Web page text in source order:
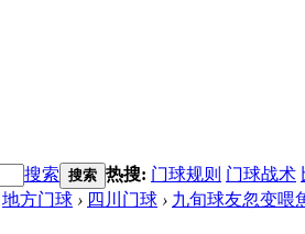
搜索 搜索 热搜: 门球规则 门球战术
地方门球 › 四川门球 › 九旬球友忽变喂